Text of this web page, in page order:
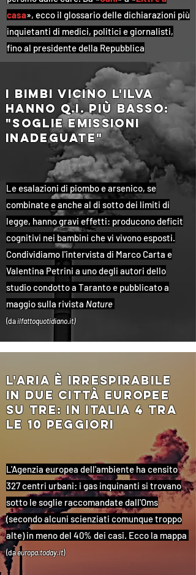
casa», ecco il glossario delle dichiarazioni più
inquietanti di medici, politici e giornalisti,
fino al presidente della Repubblica
i bimbi vicino l'ilva
hanno q.i. più basso:
"Soglie emissioni
inadeguate"
Le esalazioni di piombo e arsenico, se
combinate e anche al di sotto dei limiti di
legge, hanno gravi effetti: producono deficit
cognitivi nei bambini che vi vivono esposti.
Condividiamo l'intervista di Marco Carta e
Valentina Petrini a uno degli autori dello
studio condotto a Taranto e pubblicato a
maggio sulla rivista Nature
(dailfattoquotidiano.it)
l'aria È irrespirabile
in due città europee
su tre: in italia 4 tra
le 10 peggiori
L'Agenzia europea dell'ambiente ha censito
327 centri urbani: i gas inquinanti si trovano
sotto le soglie raccomandate dall'Oms
(secondo alcuni scienziati comunque troppo
alte) in meno del 40% dei casi. Ecco la mappa
(daeuropa.today.it)